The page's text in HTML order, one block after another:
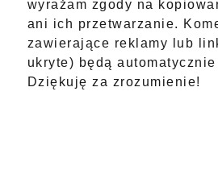
wyrażam zgody na
ani ich przetwarzanie.
zawierające reklamy lub
ukryte) będą
Dziękuję za zrozumienie!